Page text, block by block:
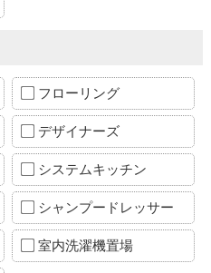
フローリング
デザイナーズ
システムキッチン
シャンプードレッサー
室内洗濯機置場